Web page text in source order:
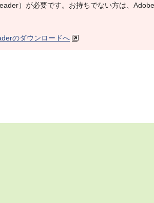
）が必要です。お持ちでない方は、
のダウンロードへ